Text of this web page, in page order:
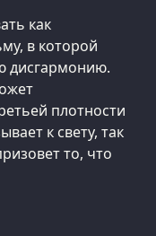
как
в которой
дисгармонию.
плотности
к свету, так
то, что